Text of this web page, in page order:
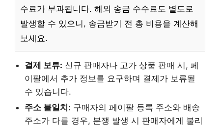
수료가 부과됩니다. 해외 송금 수수료도 별도로
발생할 수 있으니, 송금받기 전 총 비용을 계산해
보세요.
결제 보류: 신규 판매자나 고가 상품 판매 시, 페
이팔에서 추가 정보를 요구하며 결제가 보류될
수 있습니다.
주소 불일치: 구매자의 페이팔 등록 주소와 배송
주소가 다를 경우, 분쟁 발생 시 판매자에게 불리